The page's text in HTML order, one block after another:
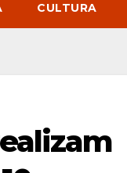
CULTURA